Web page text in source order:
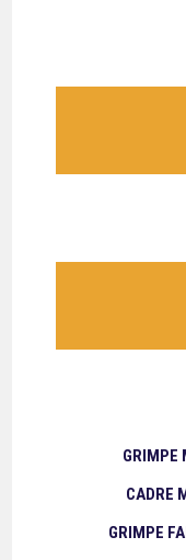
GRIMPE
CADRE
GRIMPE